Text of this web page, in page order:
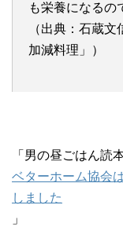
も栄養になるの
（出典：石蔵
加減料理」）
「男の昼ごはん
ベターホーム協会
しました
」